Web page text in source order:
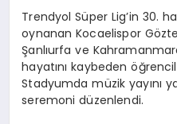
Trendyol Süper Lig’in 30.
oynanan Kocaelispor
Şanlıurfa ve
hayatını kaybeden
Stadyumda müzik yayını
seremoni düzenlendi.